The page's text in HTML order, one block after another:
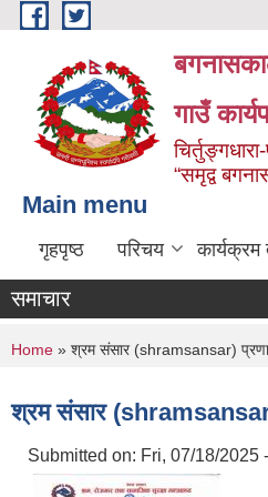
Skip to main content
गाउँ
“समृद्व
Main menu
गृहपृष्ठ परिचय कार्यक्रम
समाचार
You are here
Home » श्रम संसार (shramsansar)
श्रम संसार (shramsansar)
Submitted on: Fri, 07/18/2025